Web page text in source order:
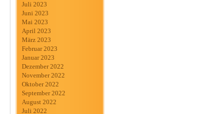
Juli 2023
Juni 2023
Mai 2023
April 2023
März 2023
Februar 2023
Januar 2023
Dezember 2022
November 2022
Oktober 2022
September 2022
August 2022
Juli 2022